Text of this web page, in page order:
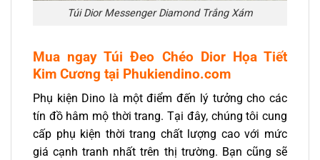
Túi Dior Messenger Diamond Trắng Xám
Mua ngay Túi Đeo Chéo Dior Họa Tiết
Kim Cương tại Phukiendino.com
Phụ kiện Dino là một điểm đến lý tưởng cho các
tín đồ hâm mộ thời trang. Tại đây, chúng tôi cung
cấp phụ kiện thời trang chất lượng cao với mức
giá cạnh tranh nhất trên thị trường. Bạn cũng sẽ